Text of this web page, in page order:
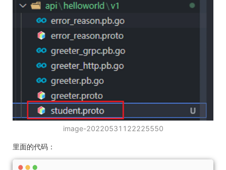
image-20220531122225550
里面的代码：